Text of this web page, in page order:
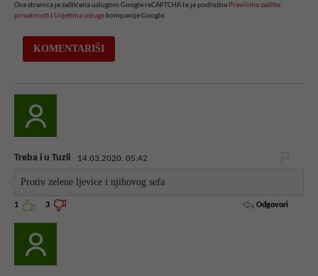
Ova stranica je zaštićena uslugom Google reCAPTCHA te je podložna Pravilima zaštite
privatnosti i Uvjetima usluge kompanije Google.
Treba i u Tuzli 14.03.2020. 05:42
Protiv zelene ljevice i njihovog sefa
1 3 Odgovori